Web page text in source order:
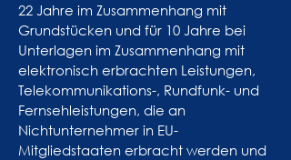
22 Jahre im Zusammenhang mit
Grundstücken und für 10 Jahre bei
Unterlagen im Zusammenhang mit
elektronisch erbrachten Leistungen,
Telekommunikations-, Rundfunk- und
Fernsehleistungen, die an
Nichtunternehmer in EU-
Mitgliedstaaten erbracht werden und